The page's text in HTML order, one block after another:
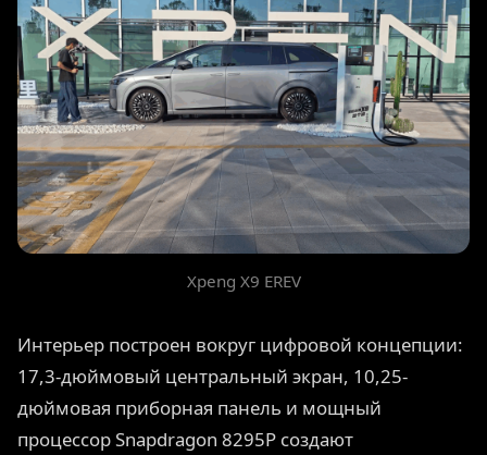
Xpeng X9 EREV
Интерьер построен вокруг цифровой концепции:
17,3-дюймовый центральный экран, 10,25-
дюймовая приборная панель и мощный
процессор Snapdragon 8295P создают